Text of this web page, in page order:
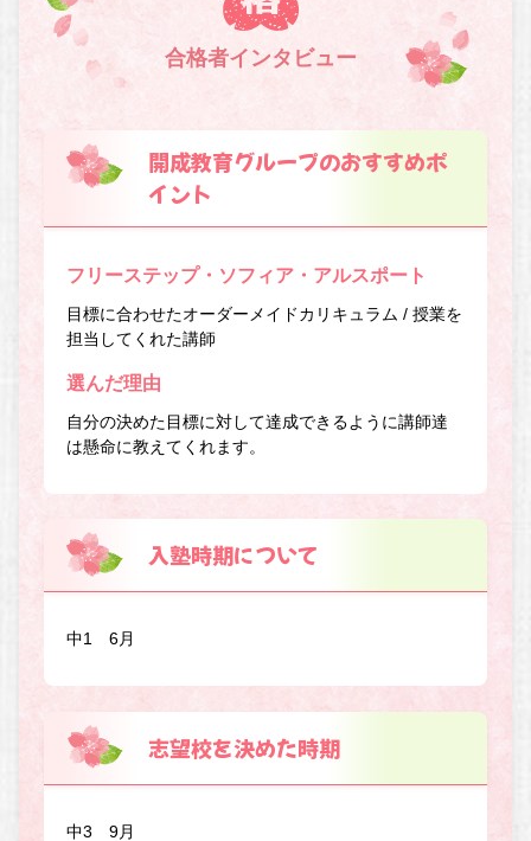
合格者インタビュー
開成教育グループのおすすめポ
イント
フリーステップ・ソフィア・アルスポート
目標に合わせたオーダーメイドカリキュラム / 授業を
担当してくれた講師
選んだ理由
自分の決めた目標に対して達成できるように講師達
は懸命に教えてくれます。
入塾時期について
中1 6月
志望校を決めた時期
中3 9月